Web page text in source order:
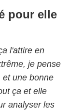
pour elle
l'attire en
je pense
et une bonne
ça et elle
analyser les